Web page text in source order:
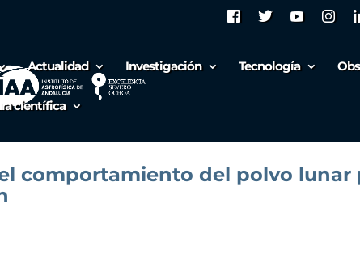
Actualidad Investigación Tecnología
científica
comportamiento del polvo lunar